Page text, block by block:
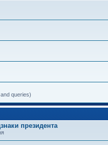
queries)
президента